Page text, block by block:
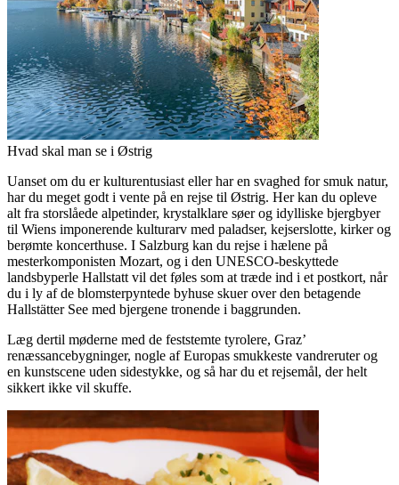
Hvad skal man se i Østrig
Uanset om du er kulturentusiast eller har en svaghed for smuk natur,
har du meget godt i vente på en rejse til Østrig. Her kan du opleve
alt fra storslåede alpetinder, krystalklare søer og idylliske bjergbyer
til Wiens imponerende kulturarv med paladser, kejserslotte, kirker og
berømte koncerthuse. I Salzburg kan du rejse i hælene på
mesterkomponisten Mozart, og i den UNESCO-beskyttede
landsbyperle Hallstatt vil det føles som at træde ind i et postkort, når
du i ly af de blomsterpyntede byhuse skuer over den betagende
Hallstätter See med bjergene tronende i baggrunden.
Læg dertil møderne med de feststemte tyrolere, Graz’
renæssancebygninger, nogle af Europas smukkeste vandreruter og
en kunstscene uden sidestykke, og så har du et rejsemål, der helt
sikkert ikke vil skuffe.